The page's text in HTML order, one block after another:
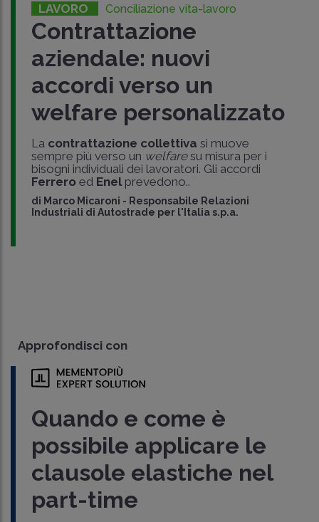
LAVORO Conciliazione vita-lavoro
Contrattazione
aziendale: nuovi
accordi verso un
welfare personalizzato
La contrattazione collettiva si muove
sempre più verso un welfaresu misura per i
bisogni individuali dei lavoratori. Gli accordi
Ferreroed Enelprevedono..
di Marco Micaroni - Responsabile Relazioni
Industriali di Autostrade per l'Italia s.p.a.
Approfondisci con
Quando e come è
possibile applicare le
clausole elastiche nel
part-time